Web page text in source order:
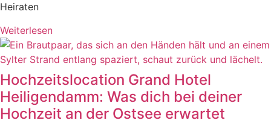
Heiraten
Weiterlesen
Hochzeitslocation Grand Hotel
Heiligendamm: Was dich bei deiner
Hochzeit an der Ostsee erwartet